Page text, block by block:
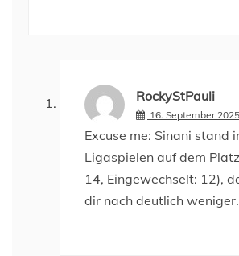
RockyStPauli
16. September
Excuse me: Sinani stand
Ligaspielen auf dem
14, Eingewechselt: 12),
dir nach deutlich weniger.